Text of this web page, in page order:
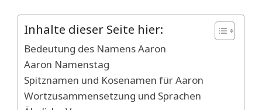
Inhalte dieser Seite hier:
Bedeutung des Namens Aaron
Aaron Namenstag
Spitznamen und Kosenamen für Aaron
Wortzusammensetzung und Sprachen